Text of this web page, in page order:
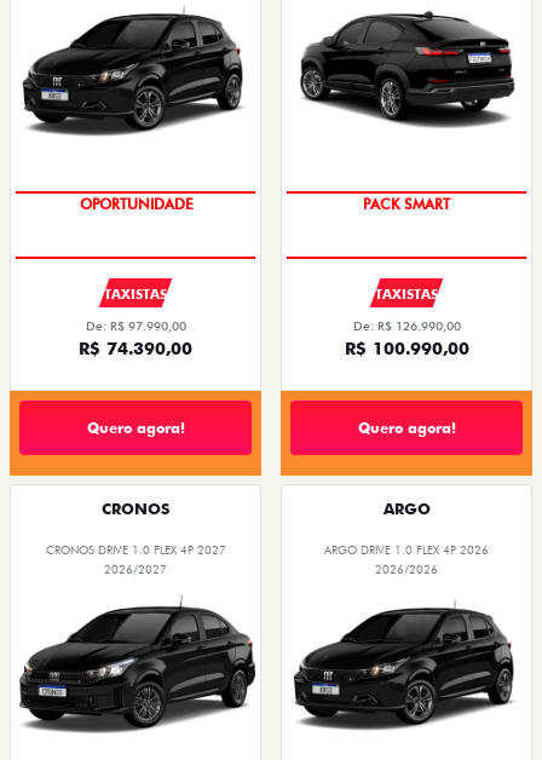
OPORTUNIDADE
TAXISTAS
De: R$ 97.990,00
R$ 74.390,00
Quero agora!
PACK SMART
TAXISTAS
De: R$ 126.990,00
R$ 100.990,00
Quero agora!
CRONOS
CRONOS DRIVE 1.0 FLEX 4P 2027
2026/2027
ARGO
ARGO DRIVE 1.0 FLEX 4P 2026
2026/2026